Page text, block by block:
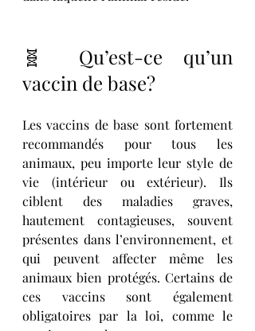
🧬 Qu’est-ce qu’un
vaccin de base?
Les vaccins de base sont fortement
recommandés pour tous les
animaux, peu importe leur style de
vie (intérieur ou extérieur). Ils
ciblent des maladies graves,
hautement contagieuses, souvent
présentes dans l’environnement, et
qui peuvent affecter même les
animaux bien protégés. Certains de
ces vaccins sont également
obligatoires par la loi, comme le